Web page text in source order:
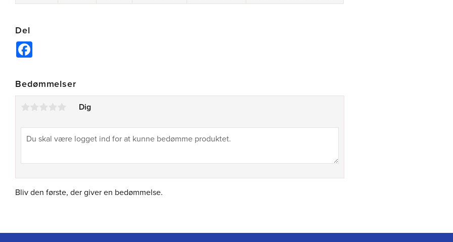
Del
Bedømmelser
Dig
Bliv den første, der giver en bedømmelse.